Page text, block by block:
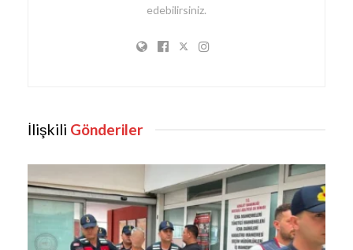
edebilirsiniz.
İlişkili Gönderiler